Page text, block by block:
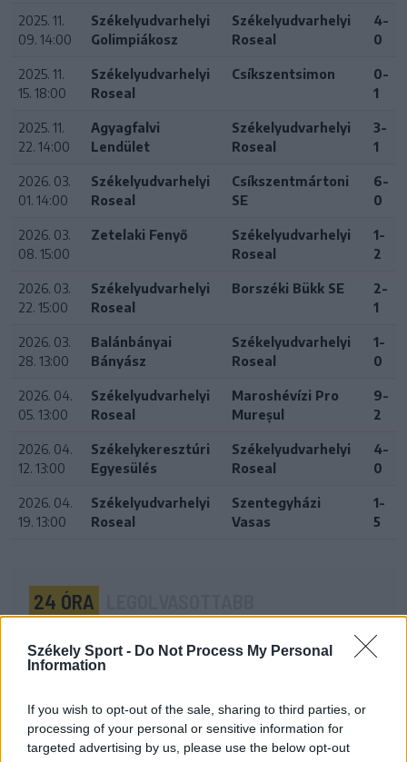
Székely Sport - Do Not Process My Personal
Information
If you wish to opt-out of the sale, sharing to third parties, or
processing of your personal or sensitive information for
targeted advertising by us, please use the below opt-out
2025. 11.
09. 14:00
Székelyudvarhelyi
Golimpiákosz
Székelyudvarhelyi
Roseal
4-
0
2025. 11.
15. 18:00
Székelyudvarhelyi
Roseal
Csíkszentsimon
0-
1
2025. 11.
22. 14:00
Agyagfalvi
Lendület
Székelyudvarhelyi
Roseal
3-
1
2026. 03.
01. 14:00
Székelyudvarhelyi
Roseal
Csíkszentmártoni
SE
6-
0
2026. 03.
08. 15:00
Zetelaki Fenyő
Székelyudvarhelyi
Roseal
1-
2
2026. 03.
22. 15:00
Székelyudvarhelyi
Roseal
Borszéki Bükk SE
2-
1
2026. 03.
28. 13:00
Balánbányai
Bányász
Székelyudvarhelyi
Roseal
1-
0
2026. 04.
05. 13:00
Székelyudvarhelyi
Roseal
Maroshévízi Pro
Mureșul
9-
2
2026. 04.
12. 13:00
Székelykeresztúri
Egyesülés
Székelyudvarhelyi
Roseal
4-
0
2026. 04.
19. 13:00
Székelyudvarhelyi
Roseal
Szentegyházi
Vasas
1-
5
24 ÓRA
21:58
Nagy pofonba szaladt belé a Kolozsvári CFR,
20:17
Idegenben vezetett, a pihenő után visszavett az U